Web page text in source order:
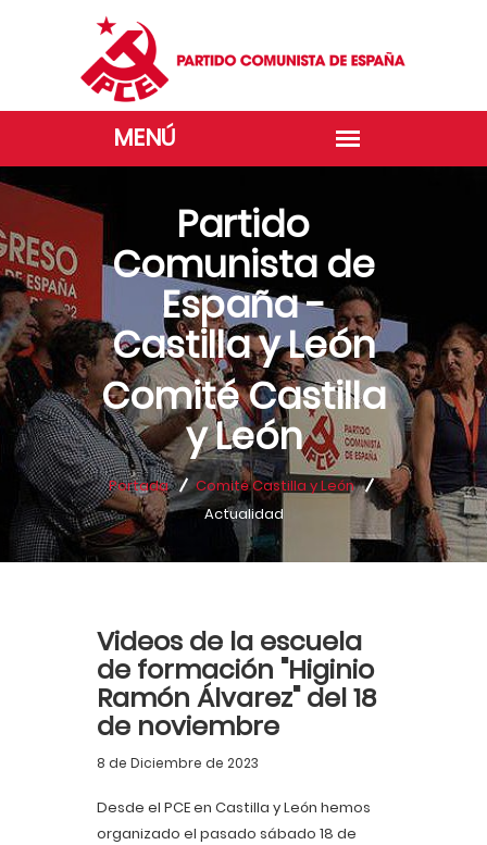
Partido
Comunista de
España -
Castilla y León
Comité Castilla
y León
Portada
Comité Castilla y León
Actualidad
Videos de la escuela
de formación "Higinio
Ramón Álvarez" del 18
de noviembre
8 de Diciembre de 2023
Desde el PCE en Castilla y León hemos
organizado el pasado sábado 18 de